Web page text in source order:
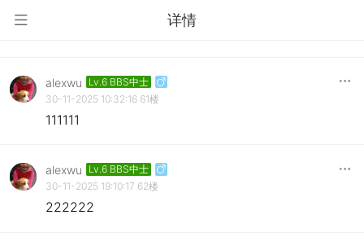
详情
alexwu
Lv.6 BBS中士
30-11-2025 10:32:16 61楼
111111
alexwu
Lv.6 BBS中士
30-11-2025 19:10:17 62楼
222222